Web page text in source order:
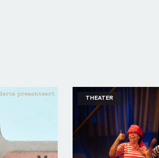
THEATER